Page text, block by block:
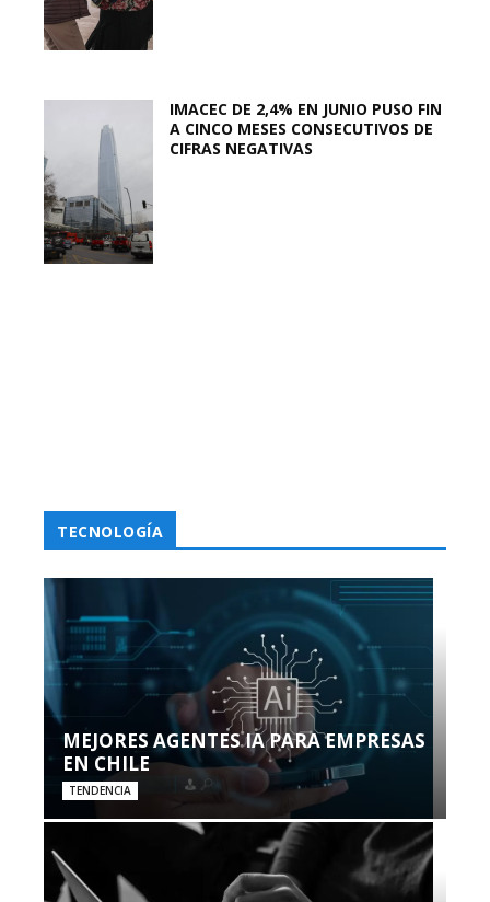
IMACEC DE 2,4% EN JUNIO PUSO FIN
A CINCO MESES CONSECUTIVOS DE
CIFRAS NEGATIVAS
TECNOLOGÍA
MEJORES AGENTES IA PARA EMPRESAS
EN CHILE
TENDENCIA